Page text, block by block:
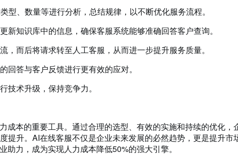
、数量等进行分析，总结规律，以不断优化服务流程。
知识库中的信息，确保客服系统能够准确回答客户查询。
而后将请求转至人工客服，从而进一步提升服务质量。
答与客户反馈进行更有效的应对。
技术升级，保持竞争力。
成本的重要工具。通过合理的选型、有效的实施和持续的优化，
提升。AI在线客服不仅是企业未来发展的必然趋势，更是提升市
力，成为实现人力成本降低50%的强大引擎。